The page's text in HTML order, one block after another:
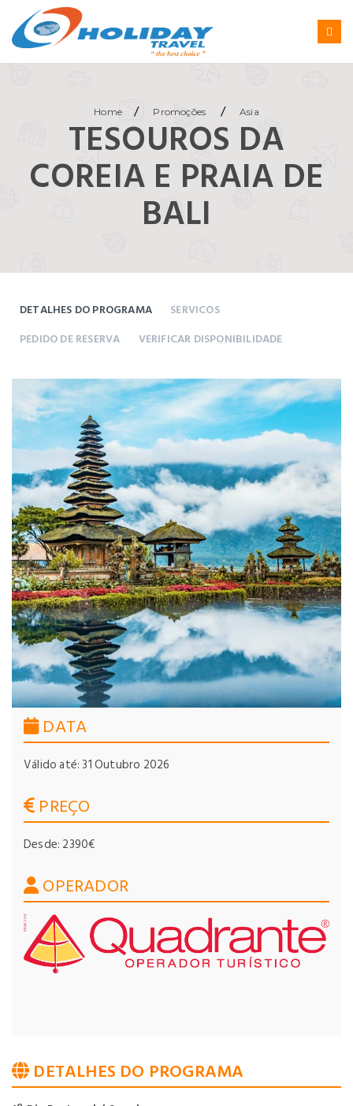
Home / Promoções / Asia
TESOUROS DA
COREIA E PRAIA DE
BALI
DETALHES DO PROGRAMA
SERVICOS
PEDIDO DE RESERVA
VERIFICAR DISPONIBILIDADE
DATA
Válido até: 31 Outubro 2026
PREÇO
Desde: 2390€
OPERADOR
DETALHES DO PROGRAMA